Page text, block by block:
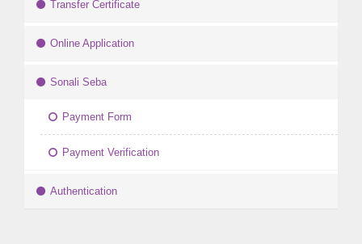
Transfer Certificate
Online Application
Sonali Seba
Payment Form
Payment Verification
Authentication